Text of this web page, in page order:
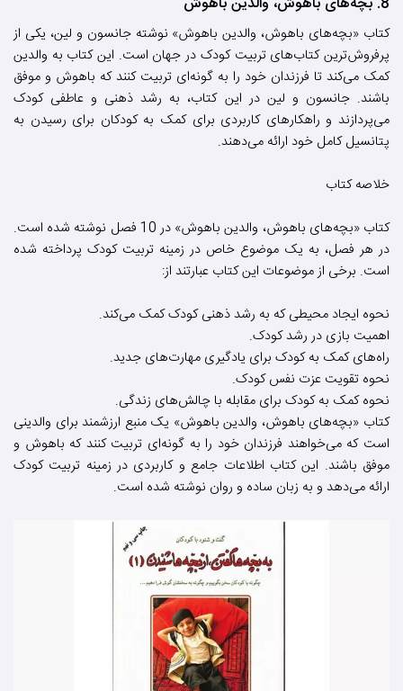
کتاب «بچه‌های باهوش، والدین باهوش» نوشته جانسون و لین، یکی از
پرفروش‌ترین کتاب‌های تربیت کودک در جهان است. این کتاب به والدین
کمک می‌کند تا فرزندان خود را به گونه‌ای تربیت کنند که باهوش و موفق
باشند. جانسون و لین در این کتاب، به رشد ذهنی و عاطفی کودک
می‌پردازند و راهکارهای کاربردی برای کمک به کودکان برای رسیدن به
پتانسیل کامل خود ارائه می‌دهند.
خلاصه کتاب
کتاب «بچه‌های باهوش، والدین باهوش» در 10 فصل نوشته شده است.
در هر فصل، به یک موضوع خاص در زمینه تربیت کودک پرداخته شده
است. برخی از موضوعات این کتاب عبارتند از:
نحوه ایجاد محیطی که به رشد ذهنی کودک کمک می‌کند.
اهمیت بازی در رشد کودک.
راه‌های کمک به کودک برای یادگیری مهارت‌های جدید.
نحوه تقویت عزت نفس کودک.
نحوه کمک به کودک برای مقابله با چالش‌های زندگی.
کتاب «بچه‌های باهوش، والدین باهوش» یک منبع ارزشمند برای والدینی
است که می‌خواهند فرزندان خود را به گونه‌ای تربیت کنند که باهوش و
موفق باشند. این کتاب اطلاعات جامع و کاربردی در زمینه تربیت کودک
ارائه می‌دهد و به زبان ساده و روان نوشته شده است.